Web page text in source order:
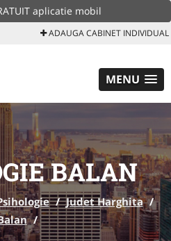
aplicatie mobil
ADAUGA CABINET INDIVIDUAL
MENU
BALAN
/ Judet Harghita /
/